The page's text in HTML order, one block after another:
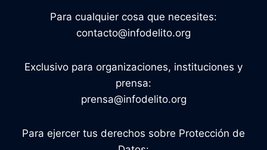
Para cualquier cosa que necesites:
contacto@infodelito.org
Exclusivo para organizaciones, instituciones y
prensa:
prensa@infodelito.org
Para ejercer tus derechos sobre Protección de